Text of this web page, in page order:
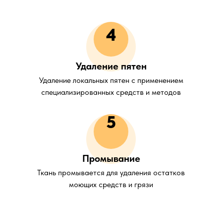
4
Удаление пятен
Удаление локальных пятен с применением
специализированных средств и методов
5
Промывание
Ткань промывается для удаления остатков
моющих средств и грязи